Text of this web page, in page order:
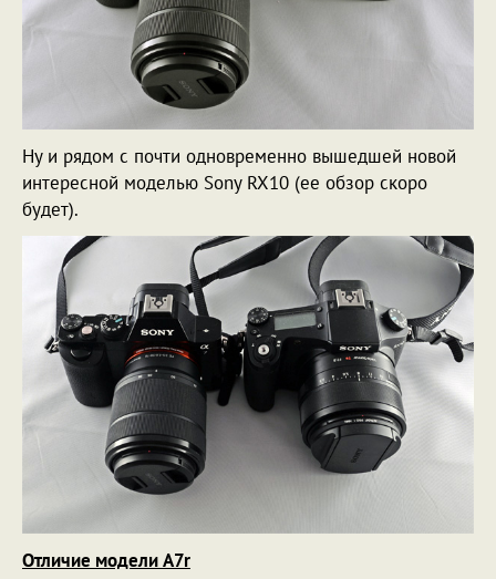
Ну и рядом с почти одновременно вышедшей новой
интересной моделью Sony RX10 (ее обзор скоро
будет).
Отличие модели A7r